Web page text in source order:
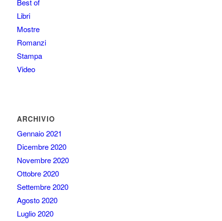
Best of
Libri
Mostre
Romanzi
Stampa
Video
ARCHIVIO
Gennaio 2021
Dicembre 2020
Novembre 2020
Ottobre 2020
Settembre 2020
Agosto 2020
Luglio 2020